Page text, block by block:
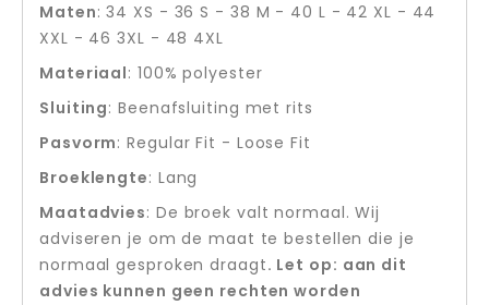
Maten: 34 XS - 36 S - 38 M - 40 L - 42 XL - 44
XXL - 46 3XL - 48 4XL
Materiaal: 100% polyester
Sluiting: Beenafsluiting met rits
Pasvorm: Regular Fit - Loose Fit
Broeklengte: Lang
Maatadvies: De broek valt normaal. Wij
adviseren je om de maat te bestellen die je
normaal gesproken draagt. Let op: aan dit
advies kunnen geen rechten worden